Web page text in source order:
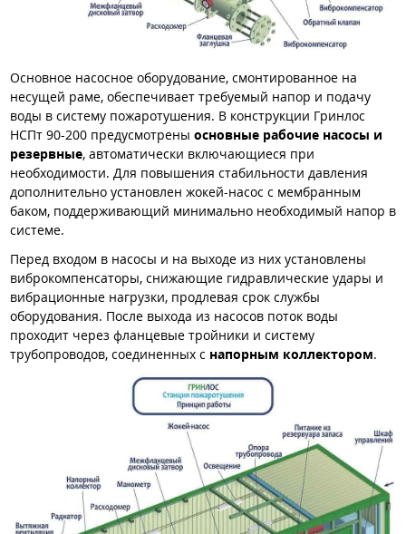
Основное насосное оборудование, смонтированное на
несущей раме, обеспечивает требуемый напор и подачу
воды в систему пожаротушения. В конструкции Гринлос
НСПт 90-200 предусмотрены основные рабочие насосы и
резервные, автоматически включающиеся при
необходимости. Для повышения стабильности давления
дополнительно установлен жокей-насос с мембранным
баком, поддерживающий минимально необходимый напор в
системе.
Перед входом в насосы и на выходе из них установлены
виброкомпенсаторы, снижающие гидравлические удары и
вибрационные нагрузки, продлевая срок службы
оборудования. После выхода из насосов поток воды
проходит через фланцевые тройники и систему
трубопроводов, соединенных с напорным коллектором.